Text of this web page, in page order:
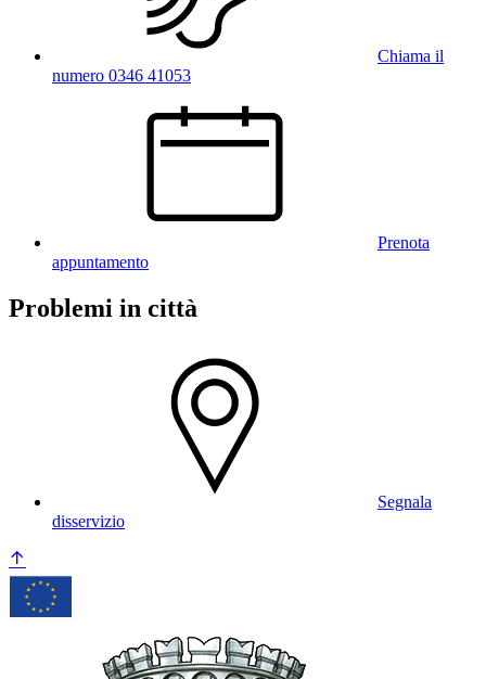
Chiama il
numero 0346 41053
Prenota
appuntamento
Problemi in città
Segnala
disservizio